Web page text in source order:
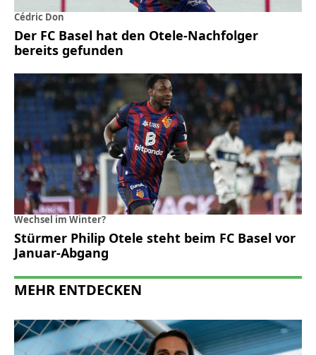
Cédric Don
Der FC Basel hat den Otele-Nachfolger
bereits gefunden
Wechsel im Winter?
Stürmer Philip Otele steht beim FC Basel vor
Januar-Abgang
MEHR ENTDECKEN